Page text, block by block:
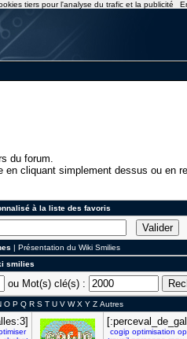
du forum.
cliquant simplement dessus ou en
à la liste des favoris
| Présentation du Wiki Smilies
smilies
ou Mot(s) clé(s) :
O P Q R S T U V W X Y Z Autres
cogip optimisation
tiers pour l'analyse du trafic et la publicité